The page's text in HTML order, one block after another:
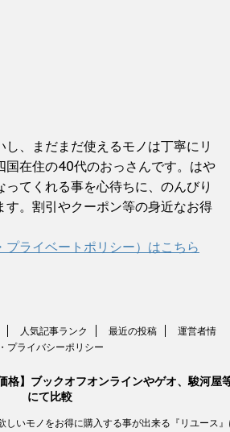
し、まだまだ使えるモノは丁寧にリ
国在住の40代のおっさんです。はや
ってくれる事を心待ちに、のんびり
す。割引やクーポン等の身近なお得
ライベートポリシー）はこちら
人気記事ランク 最近の投稿
運営者情
プライバシーポリシー
格】ブックオフオンラインやゲオ、駿河屋
にて比較
しいモノをお得に購入する事が出来る『リユース